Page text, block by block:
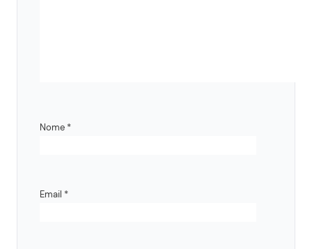
Nome *
Email *